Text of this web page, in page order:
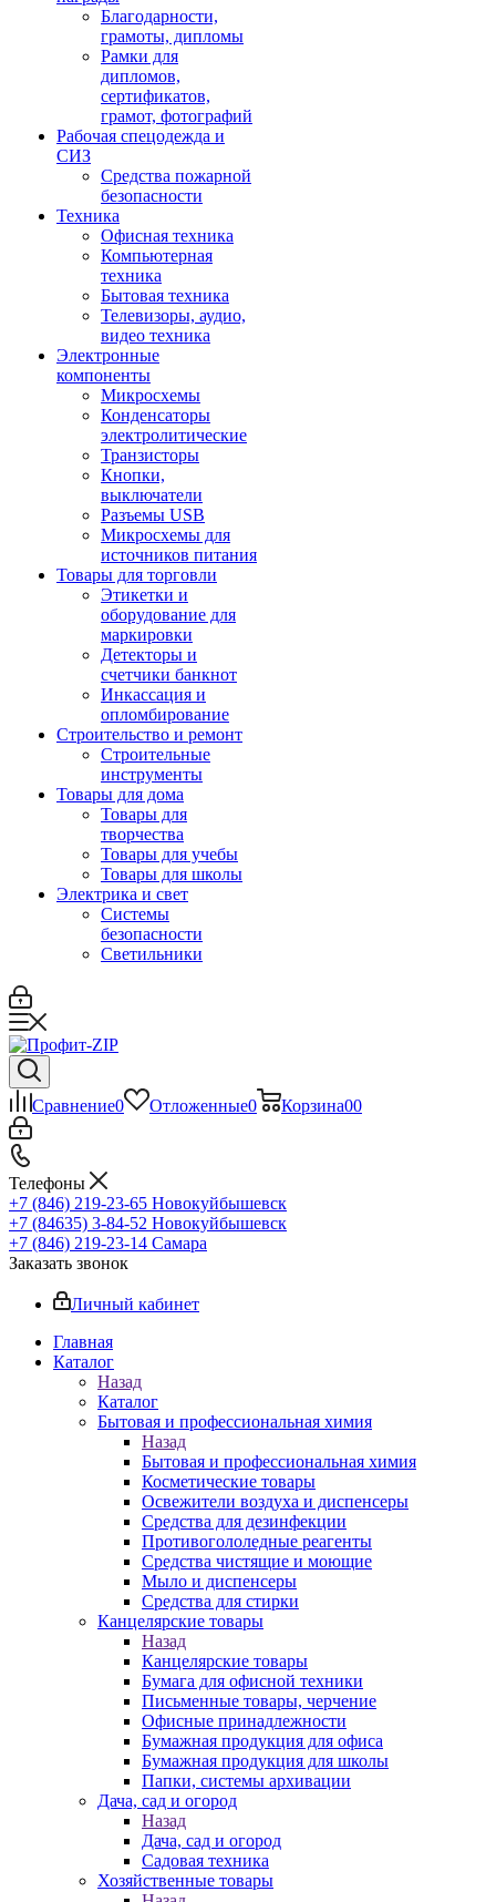
Благодарности,
грамоты, дипломы
Рамки для
дипломов,
сертификатов,
грамот, фотографий
Рабочая спецодежда и
СИЗ
Средства пожарной
безопасности
Техника
Офисная техника
Компьютерная
техника
Бытовая техника
Телевизоры, аудио,
видео техника
Электронные
компоненты
Микросхемы
Конденсаторы
электролитические
Транзисторы
Кнопки,
выключатели
Разъемы USB
Микросхемы для
источников питания
Товары для торговли
Этикетки и
оборудование для
маркировки
Детекторы и
счетчики банкнот
Инкассация и
опломбирование
Строительство и ремонт
Строительные
инструменты
Товары для дома
Товары для
творчества
Товары для учебы
Товары для школы
Электрика и свет
Системы
безопасности
Светильники
Сравнение0 Отложенные0 Корзина00
Телефоны
+7 (846) 219-23-65 Новокуйбышевск
+7 (84635) 3-84-52 Новокуйбышевск
+7 (846) 219-23-14 Самара
Заказать звонок
Личный кабинет
Главная
Каталог
Назад
Каталог
Бытовая и профессиональная химия
Назад
Бытовая и профессиональная химия
Косметические товары
Освежители воздуха и диспенсеры
Средства для дезинфекции
Противогололедные реагенты
Средства чистящие и моющие
Мыло и диспенсеры
Средства для стирки
Канцелярские товары
Назад
Канцелярские товары
Бумага для офисной техники
Письменные товары, черчение
Офисные принадлежности
Бумажная продукция для офиса
Бумажная продукция для школы
Папки, системы архивации
Дача, сад и огород
Назад
Дача, сад и огород
Садовая техника
Хозяйственные товары